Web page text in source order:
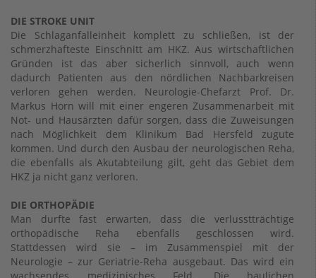
DIE STROKE UNIT
Die Schlaganfalleinheit komplett zu schließen, ist der
schmerzhafteste Einschnitt am HKZ. Aus wirtschaftlichen
Gründen ist das aber sicherlich sinnvoll, auch wenn
dadurch Patienten aus den nördlichen Nachbarkreisen
verloren gehen werden. Neurologie-Chefarzt Prof. Dr.
Markus Horn will mit einer engeren Zusammenarbeit mit
Not- und Hausärzten dafür sorgen, dass die Zuweisungen
nach Möglichkeit dem Klinikum Bad Hersfeld zugute
kommen. Und durch den Ausbau der neurologischen Reha,
die ebenfalls als Akutabteilung gilt, geht das Gebiet dem
HKZ ja nicht ganz verloren.
DIE ORTHOPÄDIE
Man durfte fast erwarten, dass die verlusstträchtige
orthopädische Reha ebenfalls geschlossen wird.
Stattdessen wird sie – im Zusammenspiel mit der
Neurologie – zur Geriatrie-Reha ausgebaut. Das wird ein